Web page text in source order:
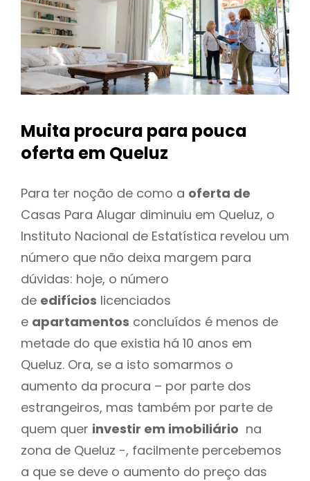
Muita procura para pouca
oferta em Queluz
Para ter noção de como a oferta de
Casas Para Alugar diminuiu em Queluz, o
Instituto Nacional de Estatística revelou um
número que não deixa margem para
dúvidas: hoje, o número
de edifícios licenciados
e apartamentos concluídos é menos de
metade do que existia há 10 anos em
Queluz. Ora, se a isto somarmos o
aumento da procura – por parte dos
estrangeiros, mas também por parte de
quem quer investir em imobiliário na
zona de Queluz -, facilmente percebemos
a que se deve o aumento do preço das